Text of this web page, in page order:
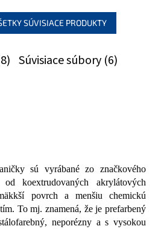
SÚVISIACE PRODUKTY
Súvisiace súbory (6)
sú vyrábané zo značkového
koextrudovaných akrylátových
povrch a menšiu chemickú
To mj. znamená, že je prefarbený
neporézny a s vysokou